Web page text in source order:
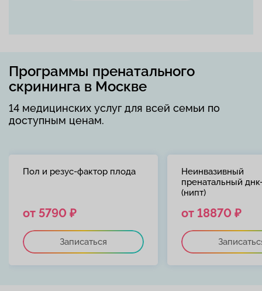
Программы пренатального
скрининга в Москве
14 медицинских услуг для всей семьи по
доступным ценам.
Пол и резус-фактор плода
от 5790 ₽
Записаться
Неинвазивный
пренатальный
(нипт)
от 18870 ₽